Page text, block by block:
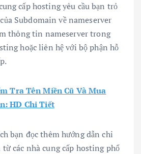
cấp hosting yêu cầu bạn trỏ
Subdomain về nameserver
thông tin nameserver trong
hoặc liên hệ với bộ phận hỗ
Tra Tên Miền Cũ Và Mua
HD Chi Tiết
bạn đọc thêm hướng dẫn chi
các nhà cung cấp hosting phổ